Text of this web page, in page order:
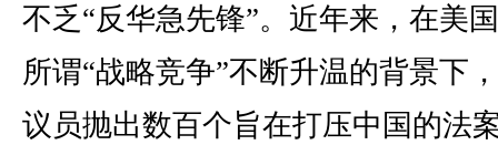
不乏“反华急先锋”。近年来，在美
所谓“战略竞争”不断升温的背景下
议员抛出数百个旨在打压中国的法